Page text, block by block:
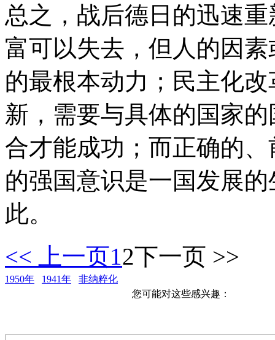
总之，战后德日的迅速
富可以失去，但人的因
的最根本动力；民主化
新，需要与具体的国家
合才能成功；而正确的
的强国意识是一国发展
此。
<< 上一页12下一页 >>
1950年 1941年
非纳粹化
您可能对这些感兴趣：